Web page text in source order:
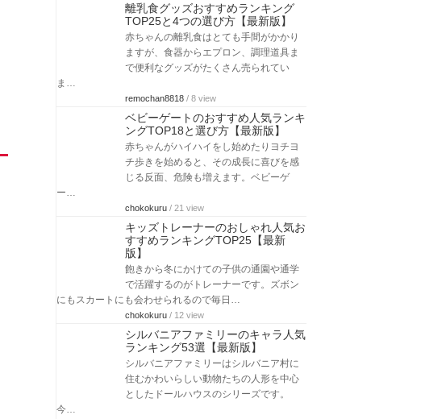
離乳食グッズおすすめランキング
TOP25と4つの選び方【最新版】
赤ちゃんの離乳食はとても手間がかかり
ますが、食器からエプロン、調理道具ま
で便利なグッズがたくさん売られてい
ま…
remochan8818 / 8 view
ベビーゲートのおすすめ人気ランキ
ングTOP18と選び方【最新版】
赤ちゃんがハイハイをし始めたりヨチヨ
チ歩きを始めると、その成長に喜びを感
じる反面、危険も増えます。ベビーゲ
ー…
chokokuru / 21 view
キッズトレーナーのおしゃれ人気お
すすめランキングTOP25【最新
版】
飽きから冬にかけての子供の通園や通学
で活躍するのがトレーナーです。ズボン
にもスカートにも会わせられるので毎日…
chokokuru / 12 view
シルバニアファミリーのキャラ人気
ランキング53選【最新版】
シルバニアファミリーはシルバニア村に
住むかわいらしい動物たちの人形を中心
としたドールハウスのシリーズです。
今…